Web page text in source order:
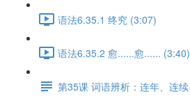
语法6.35.1 终究 (3:07)
语法6.35.2 愈......愈...... (3:40)
第35课 词语辨析：连年、连续